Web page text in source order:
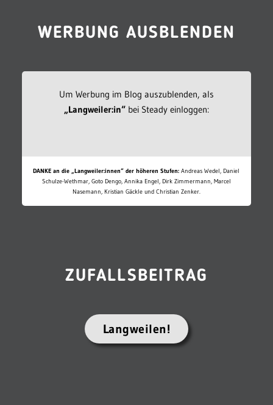
WERBUNG AUSBLENDEN
Um Werbung im Blog auszublenden, als
„Langweiler:in“bei Steady einloggen:
DANKE an die „Langweiler:innen“ der höheren Stufen: Andreas Wedel, Daniel
Schulze-Wethmar, Goto Dengo, Annika Engel, Dirk Zimmermann, Marcel
Nasemann, Kristian Gäckle und Christian Zenker.
ZUFALLSBEITRAG
Langweilen!